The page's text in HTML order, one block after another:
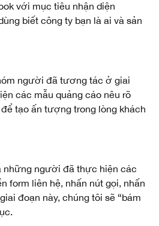
với mục tiêu nhận diện
biết công ty bạn là ai và sản
người đã tương tác ở giai
các mẫu quảng cáo nêu rõ
tạo ấn tượng trong lòng khách
những người đã thực hiện các
form liên hệ, nhấn nút gọi, nhấn
đoạn này, chúng tôi sẽ “bám